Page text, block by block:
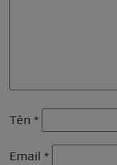
Tên *
Email *